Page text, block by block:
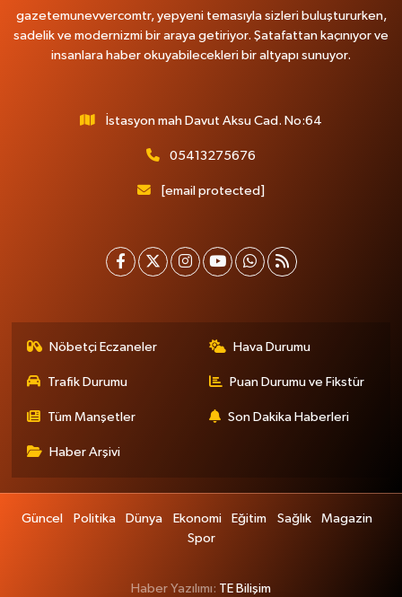
gazetemunevvercomtr, yepyeni temasıyla sizleri buluştururken,
sadelik ve modernizmi bir araya getiriyor. Şatafattan kaçınıyor ve
insanlara haber okuyabilecekleri bir altyapı sunuyor.
İstasyon mah Davut Aksu Cad. No:64
05413275676
[email protected]
Nöbetçi Eczaneler Hava Durumu
Trafik Durumu Puan Durumu ve Fikstür
Tüm Manşetler Son Dakika Haberleri
Haber Arşivi
Güncel Politika Dünya Ekonomi Eğitim Sağlık
Magazin
Spor
Haber Yazılımı: TE Bilişim